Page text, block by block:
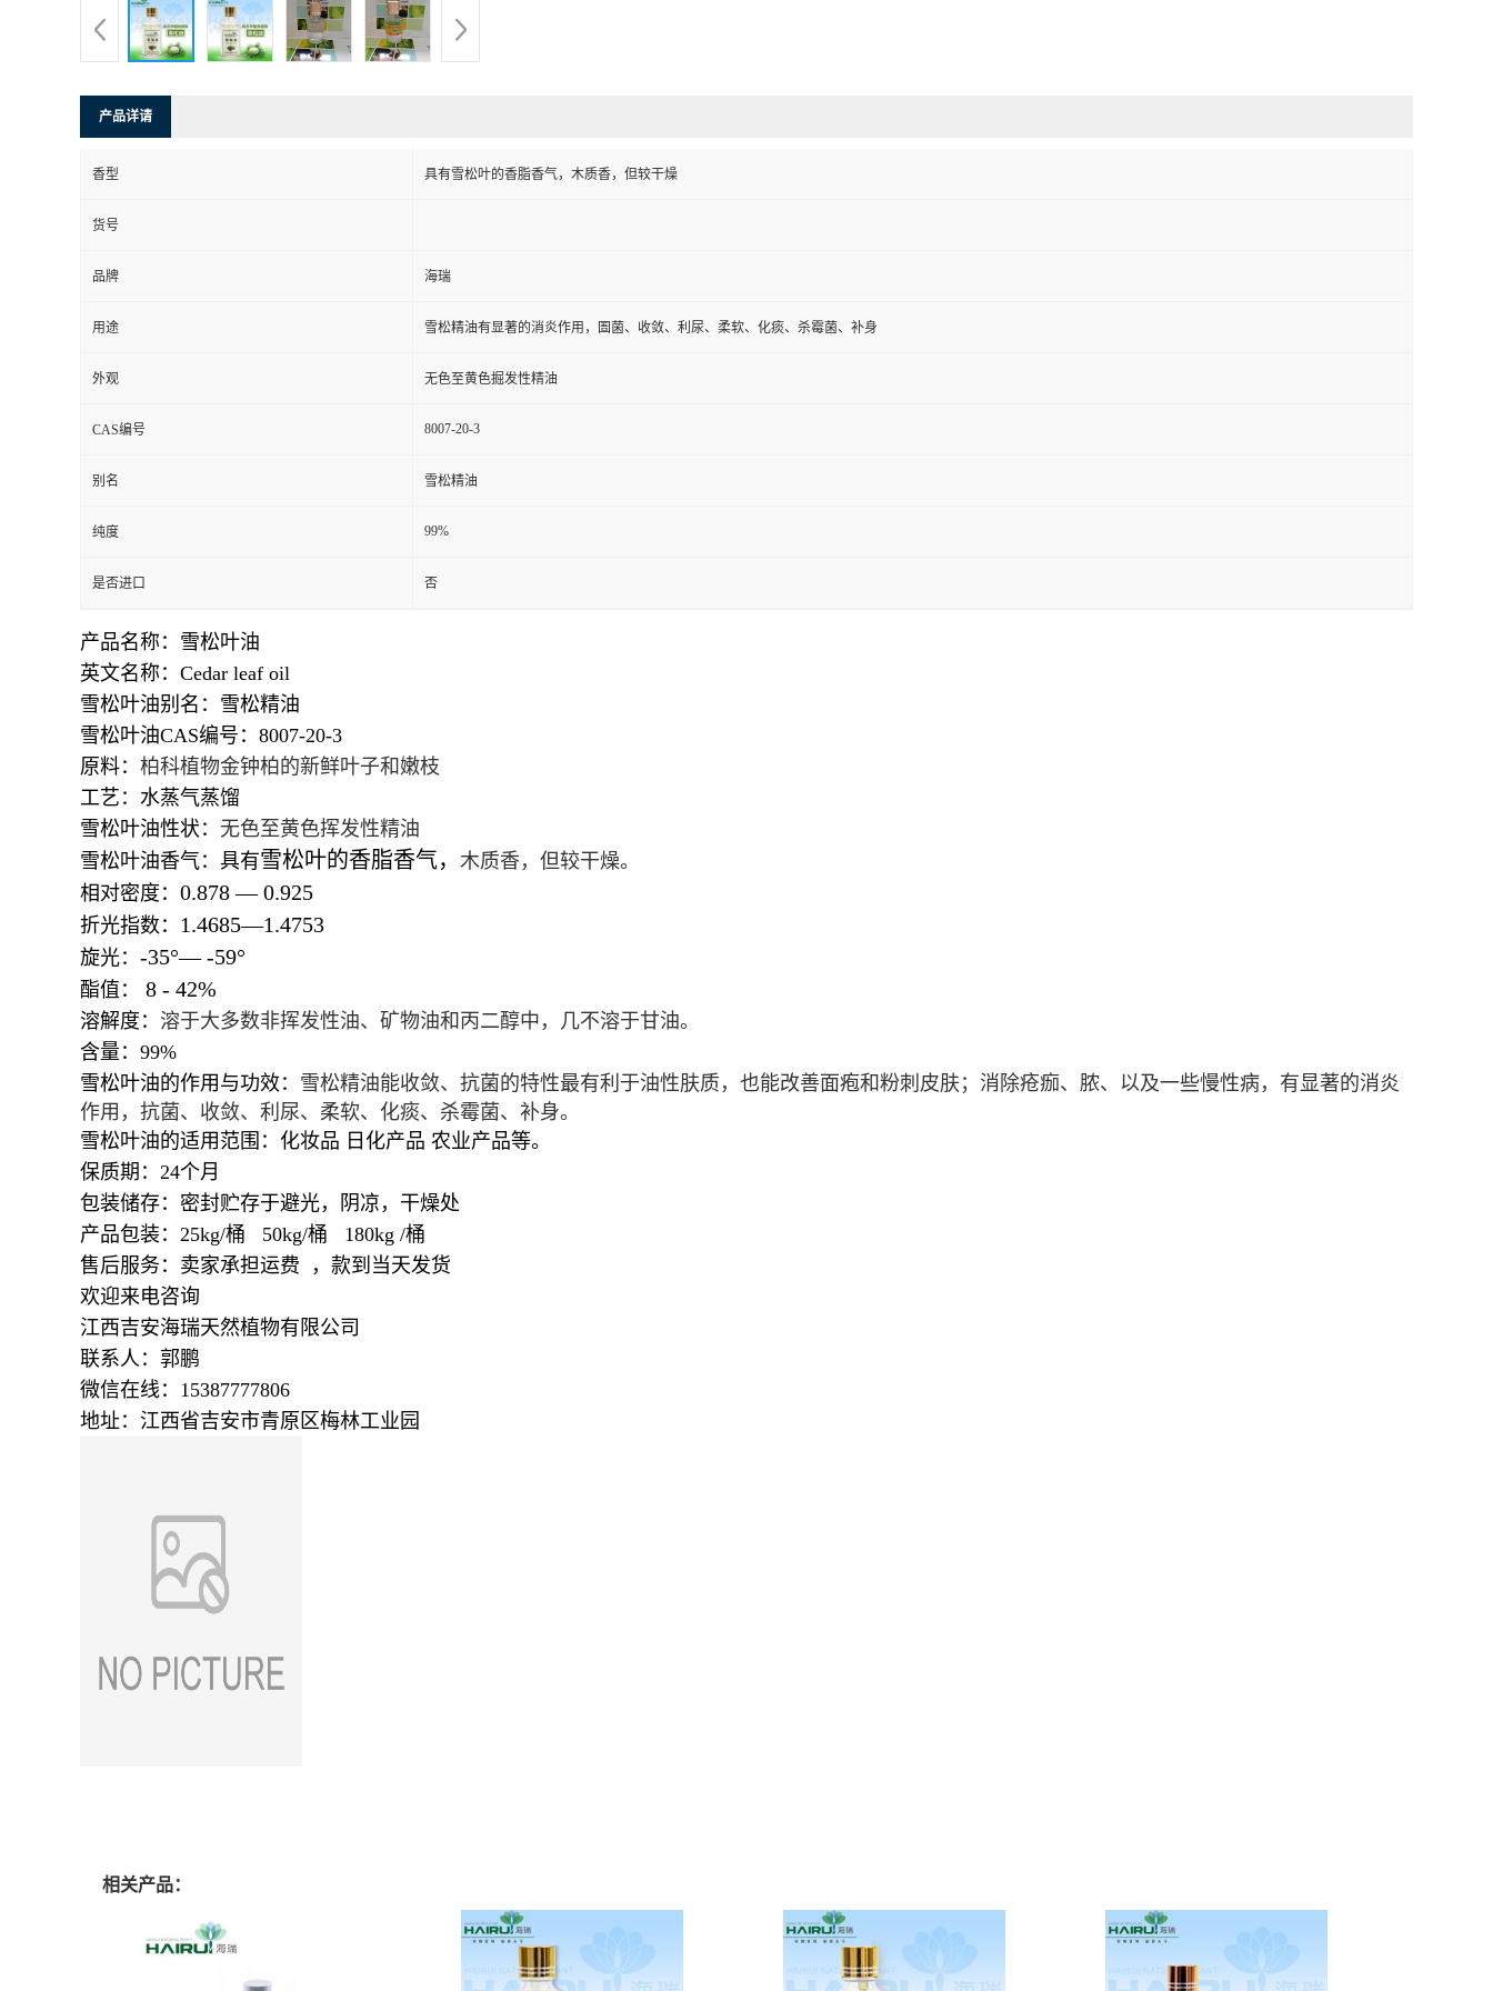
产品详请
香型 具有雪松叶的香脂香气，木质香，但较干燥
货号
品牌 海瑞
用途 雪松精油有显著的消炎作用，圄菌、收敛、利尿、柔软、化痰、杀霉菌、补身
外观 无色至黄色掘发性精油
CAS编号 8007-20-3
别名 雪松精油
纯度 99%
是否进口 否
产品名称：雪松叶油
英文名称：Cedar leaf oil
雪松叶油别名：雪松精油
雪松叶油CAS编号：8007-20-3
原料： 柏科植物金钟柏的新鲜叶子和嫩枝
工艺：水蒸气蒸馏
雪松叶油性状： 无色至黄色挥发性精油
雪松叶油香气：具有雪松叶的香脂香气， 木质香，但较干燥。
相对密度： 0.878—0.925
折光指数： 1.4685—1.4753
旋光： -35°—-59°
酯值： 8 - 42%
溶解度： 溶于大多数非挥发性油、矿物油和丙二醇中，几不溶于甘油。
含量：99%
雪松叶油的作用与功效： 雪松精油能收敛、抗菌的特性最有利于油性肤质，也能改善面疱和粉刺皮肤；消除疮痂、脓、以及一些慢性病，有显著的消炎
作用，抗菌、收敛、利尿、柔软、化痰、杀霉菌、补身。
雪松叶油的适用范围：化妆品 日化产品 农业产品等。
保质期：24个月
包装储存：密封贮存于避光，阴凉，干燥处
产品包装：25kg/桶 50kg/桶 180kg /桶
售后服务：卖家承担运费 ，款到当天发货
欢迎来电咨询
江西吉安海瑞天然植物有限公司
联系人：郭鹏
微信在线：15387777806
地址：江西省吉安市青原区梅林工业园
相关产品：